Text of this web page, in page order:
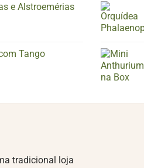
e Alstroemérias
Tango
tradicional loja